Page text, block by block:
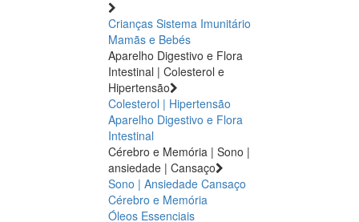
Crianças Sistema Imunitário
Mamãs e Bebés
Aparelho Digestivo e Flora
Intestinal | Colesterol e
Hipertensão
Colesterol | Hipertensão
Aparelho Digestivo e Flora
Intestinal
Cérebro e Memória | Sono |
ansiedade | Cansaço
Sono | Ansiedade Cansaço
Cérebro e Memória
Óleos Essenciais